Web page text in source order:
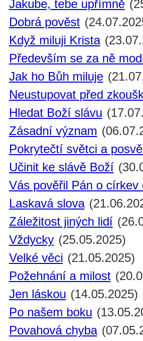
Jakube, tebe upřímně
Dobrá pověst
Když miluji Krista
Především se za ně
Jak ho Bůh miluje
Neustupovat před
Hledat Boží slávu
Zásadní význam
Pokrytečtí světci a
Učinit ke slávě Boží
Vás pověřil Pán o církev
Laskavá slova
Záležitost jiných lidí
Vždycky (25.05.2025)
Velké věci (21.05.2025)
Požehnání a milost
Jen láskou (14.05.2025)
Po našem boku
Povahová chyba